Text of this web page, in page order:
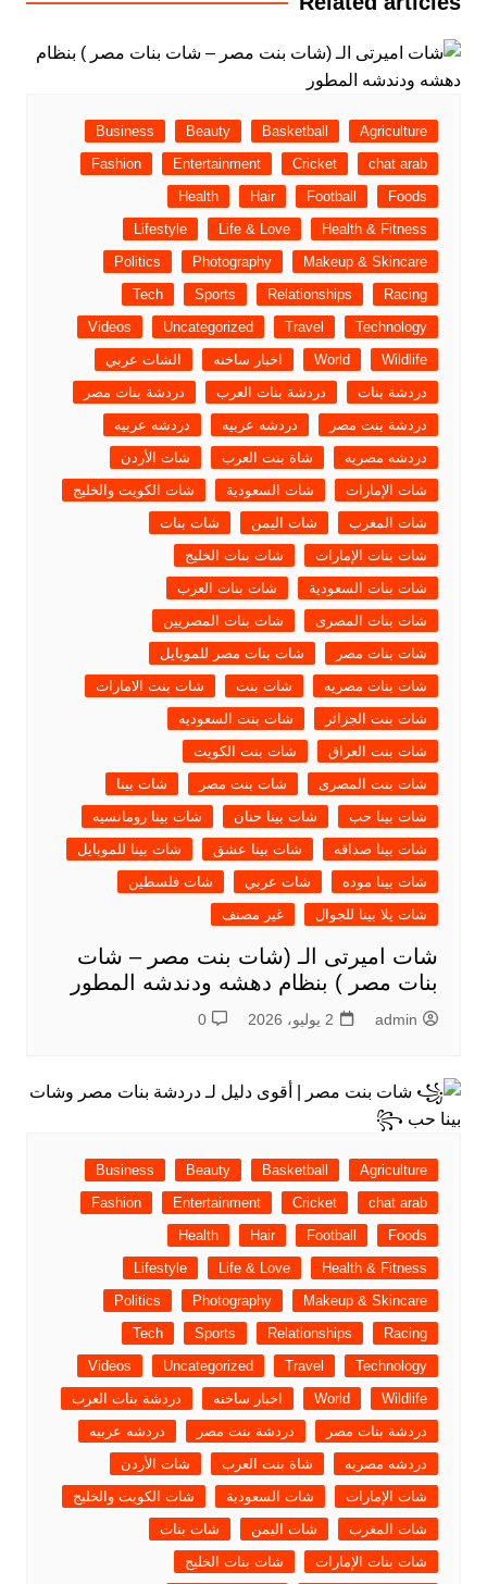
Agriculture
Basketball
Beauty
Business
chat arab
Cricket
Entertainment
Fashion
Foods
Football
Hair
Health
Health & Fitness
Life & Love
Lifestyle
Makeup & Skincare
Photography
Politics
Racing
Relationships
Sports
Tech
Technology
Travel
Uncategorized
Videos
Wildlife
World اخبار ساخنه
الشات عربي
دردشة بنات
دردشة بنات العرب
دردشة بنات مصر
دردشة بنت مصر
دردشه عربيه
دردشه عربيه
دردشه مصريه
شاة بنت العرب
شات الأردن
شات الإمارات
شات السعودية
شات الكويت والخليج
شات المغرب
شات اليمن
شات بنات
شات بنات الإمارات
شات بنات الخليج
شات بنات السعودية
شات بنات العرب
شات بنات المصرى
شات بنات المصريين
شات بنات مصر
شات بنات مصر للموبايل
شات بنات مصريه
شات بنت
شات بنت الامارات
شات بنت الجزائر
شات بنت السعوديه
شات بنت العراق
شات بنت الكويت
شات بنت المصرى
شات بنت مصر
شات بينا
شات بينا حب
شات بينا حنان
شات بينا رومانسيه
شات بينا صداقه
شات بينا عشق
شات بينا للموبايل
شات بينا موده
شات عربي
شات فلسطين
شات يلا بينا للجوال
غير مصنف
شات اميرتى الـ (شات بنت مصر – شات
بنات مصر ) بنظام دهشه ودندشه المطور
admin 2 يوليو، 2026 0
Agriculture
Basketball
Beauty
Business
chat arab
Cricket
Entertainment
Fashion
Foods
Football
Hair
Health
Health & Fitness
Life & Love
Lifestyle
Makeup & Skincare
Photography
Politics
Racing
Relationships
Sports
Tech
Technology
Travel
Uncategorized
Videos
Wildlife
World اخبار ساخنه
دردشة بنات العرب
دردشة بنات مصر
دردشة بنت مصر
دردشه عربيه
دردشه مصريه
شاة بنت العرب
شات الأردن
شات الإمارات
شات السعودية
شات الكويت والخليج
شات المغرب
شات اليمن
شات بنات
شات بنات الإمارات
شات بنات الخليج